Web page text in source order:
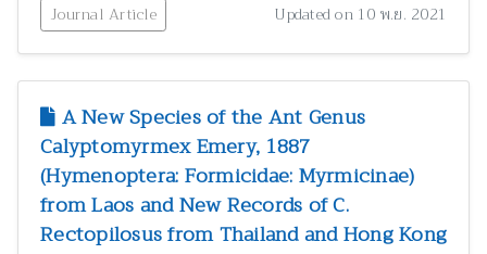
Journal Article Updated on 10 พ.ย. 2021
A New Species of the Ant Genus
Calyptomyrmex Emery, 1887
(Hymenoptera: Formicidae: Myrmicinae)
from Laos and New Records of C.
Rectopilosus from Thailand and Hong Kong